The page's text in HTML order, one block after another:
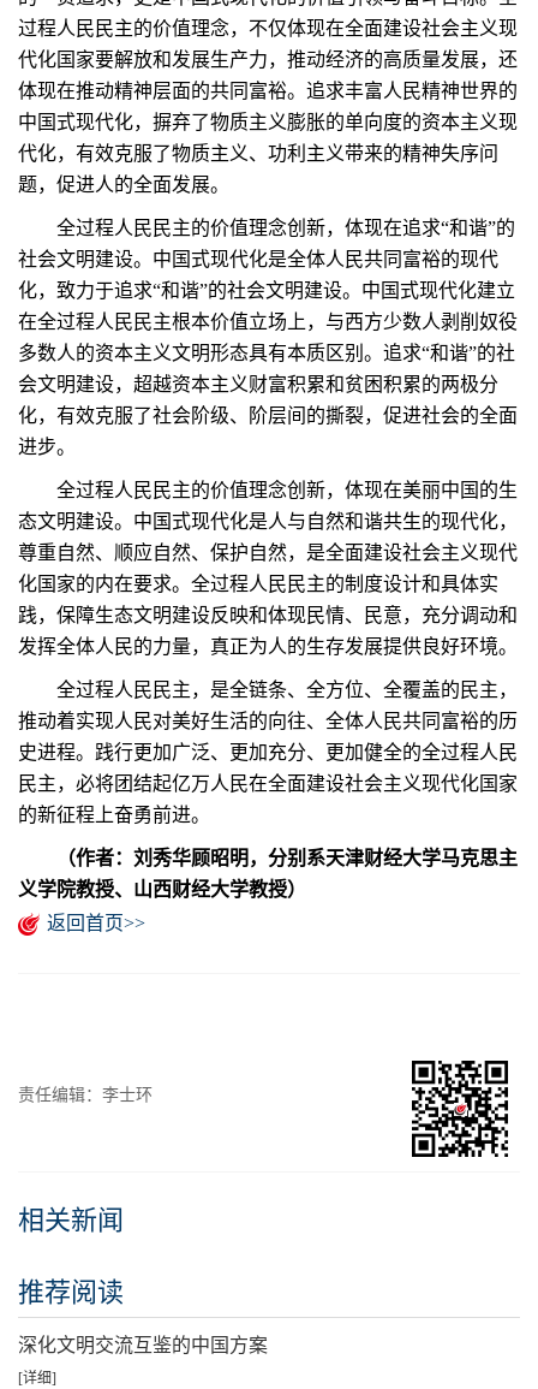
过程人民民主的价值理念，不仅体现在全面建设社会主义现
代化国家要解放和发展生产力，推动经济的高质量发展，还
体现在推动精神层面的共同富裕。追求丰富人民精神世界的
中国式现代化，摒弃了物质主义膨胀的单向度的资本主义现
代化，有效克服了物质主义、功利主义带来的精神失序问
题，促进人的全面发展。
全过程人民民主的价值理念创新，体现在追求“和谐”的
社会文明建设。中国式现代化是全体人民共同富裕的现代
化，致力于追求“和谐”的社会文明建设。中国式现代化建立
在全过程人民民主根本价值立场上，与西方少数人剥削奴役
多数人的资本主义文明形态具有本质区别。追求“和谐”的社
会文明建设，超越资本主义财富积累和贫困积累的两极分
化，有效克服了社会阶级、阶层间的撕裂，促进社会的全面
进步。
全过程人民民主的价值理念创新，体现在美丽中国的生
态文明建设。中国式现代化是人与自然和谐共生的现代化，
尊重自然、顺应自然、保护自然，是全面建设社会主义现代
化国家的内在要求。全过程人民民主的制度设计和具体实
践，保障生态文明建设反映和体现民情、民意，充分调动和
发挥全体人民的力量，真正为人的生存发展提供良好环境。
全过程人民民主，是全链条、全方位、全覆盖的民主，
推动着实现人民对美好生活的向往、全体人民共同富裕的历
史进程。践行更加广泛、更加充分、更加健全的全过程人民
民主，必将团结起亿万人民在全面建设社会主义现代化国家
的新征程上奋勇前进。
（作者：刘秀华顾昭明，分别系天津财经大学马克思主
义学院教授、山西财经大学教授）
返回首页>>
责任编辑：李士环
相关新闻
推荐阅读
深化文明交流互鉴的中国方案
[详细]